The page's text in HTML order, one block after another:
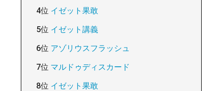
4位 イゼット果敢
5位 イゼット講義
6位 アゾリウスフラッシュ
7位 マルドゥディスカード
8位 イゼット果敢